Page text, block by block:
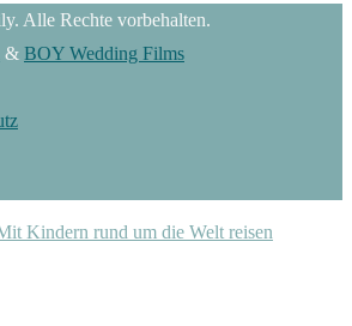
Alle Rechte vorbehalten.
& BOY Wedding Films